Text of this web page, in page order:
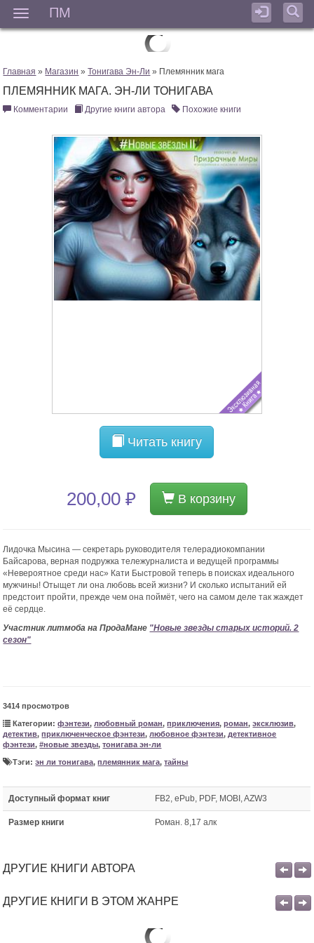
ПМ
Главная » Магазин »Тонигава Эн-Ли » Племянник мага
ПЛЕМЯННИК МАГА. ЭН-ЛИ ТОНИГАВА
Комментарии Другие книги автора Похожие книги
Читать книгу
200,00 ₽ В корзину
Лидочка Мысина — секретарь руководителя телерадиокомпании
Байсарова, верная подружка тележурналиста и ведущей программы
«Невероятное среди нас» Кати Быстровой теперь в поисках идеального
мужчины! Отыщет ли она любовь всей жизни? И сколько испытаний ей
предстоит пройти, прежде чем она поймёт, чего на самом деле так жаждет
её сердце.
Участник литмоба на ПродаМане "Новые звезды старых историй. 2
сезон"
3414 просмотров
Категории:фэнтези, любовный роман,приключения,роман,эксклюзив,
детектив,приключенческое фэнтези, любовное фэнтези, детективное
фэнтези,#новые звезды,тонигава эн-ли
Тэги:эн ли тонигава,племянник мага,тайны
Доступный формат книг FB2, ePub, PDF, MOBI, AZW3
Размер книги Роман. 8,17 алк
ДРУГИЕ КНИГИ АВТОРА
ДРУГИЕ КНИГИ В ЭТОМ ЖАНРЕ